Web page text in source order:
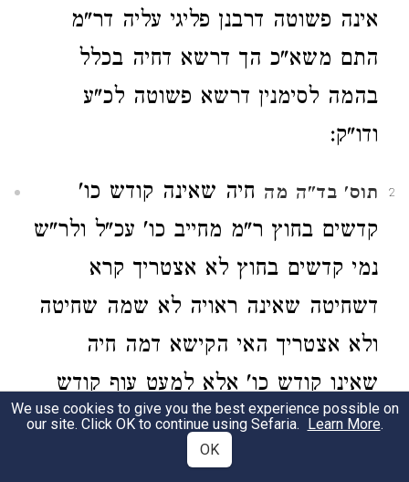
אינה פשוטה דרבנן פליגי עליה דר"מ
התם משא"כ הך דרשא דחיה בכלל
בהמה לסימנין דרשא פשוטה לכ"ע
ודו"ק:
2 תוס' בד"ה מה חיה שאינה קודש כו'
קדשים בחוץ ר"מ מחייב כו' עכ"ל ולר"ש
נמי קדשים בחוץ לא אצטריך קרא
דשחיטה שאינה ראויה לא שמה שחיטה
ולא אצטריך האי הקישא דמה חיה
שאינו קודש כו' אלא למעט עוף קודש
שבפנים ואע"ג דחיה נמי שאינו קודש
בפנים לא בעי כסוי דהוי חולין בעזרה
We use cookies to give you the best experience possible on
our site. Click OK to continue using Sefaria. Learn More.
OK